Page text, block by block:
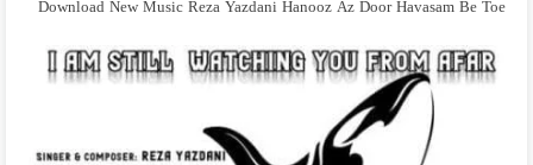
Download New Music Reza Yazdani Hanooz Az Door Havasam Be Toe